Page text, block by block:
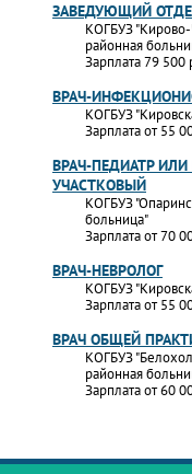
ЗАВЕДУЮЩИЙ
КОГБУЗ
районная
Зарплата 79 500
ВРАЧ-
КОГБУЗ
Зарплата от 55
ВРАЧ-ПЕДИАТР
УЧАСТКОВЫЙ
КОГБУЗ
больница"
Зарплата от 70
ВРАЧ-НЕВРОЛОГ
КОГБУЗ
Зарплата от 55
ВРАЧ ОБЩЕЙ
КОГБУЗ
районная
Зарплата от 60